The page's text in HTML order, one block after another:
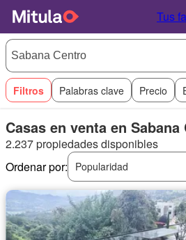
Tus
Filtros Palabras clave Precio
Casas en venta en Sabana
2.237 propiedades disponibles
Ordenar por:
Popularidad